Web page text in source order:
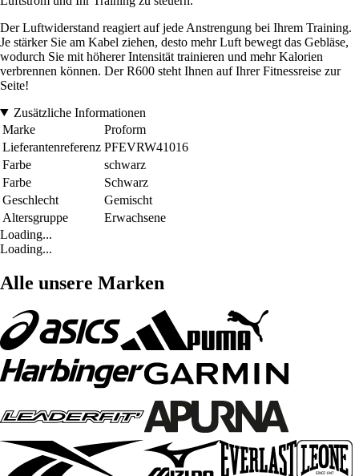
Der Luftwiderstand reagiert auf jede Anstrengung bei Ihrem Training.
Je stärker Sie am Kabel ziehen, desto mehr Luft bewegt das Gebläse,
wodurch Sie mit höherer Intensität trainieren und mehr Kalorien
verbrennen können. Der R600 steht Ihnen auf Ihrer Fitnessreise zur
Seite!
Zusätzliche Informationen
Marke
Proform
Lieferantenreferenz PFEVRW41016
Farbe
schwarz
Farbe
Schwarz
Geschlecht
Gemischt
Altersgruppe
Erwachsene
Loading...
Loading...
Alle unsere Marken